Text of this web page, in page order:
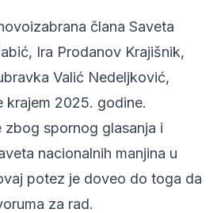
člana Saveta
Ira Prodanov Krajišnik,
Valić Nedeljković,
krajem 2025. godine.
zbog spornog glasanja i
nacionalnih manjina u
potez je doveo do toga da
za rad.